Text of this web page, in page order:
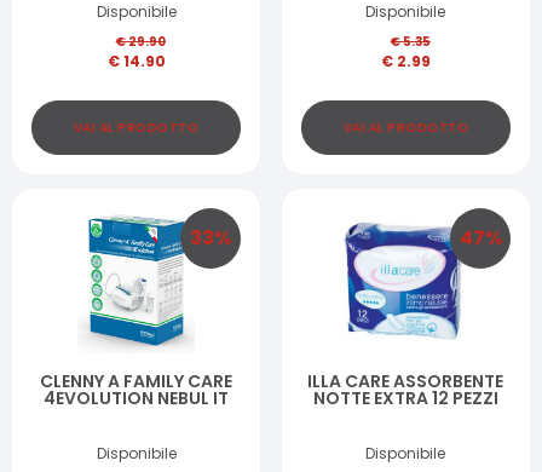
Disponibile
€29.90
€14.90
VAI AL PRODOTTO
Disponibile
€5.35
€ 2.99
VAI AL PRODOTTO
33%
CLENNY A FAMILY CARE
4EVOLUTION NEBUL IT
Disponibile
47%
ILLA CARE ASSORBENTE
NOTTE EXTRA 12 PEZZI
Disponibile